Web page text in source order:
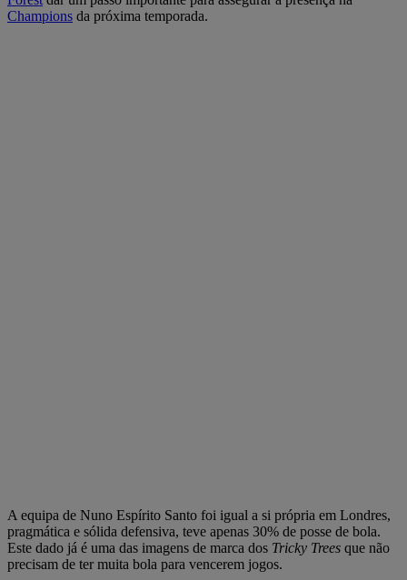
Champions da próxima temporada.
A equipa de Nuno Espírito Santo foi igual a si própria em Londres,
pragmática e sólida defensiva, teve apenas 30% de posse de bola.
Este dado já é uma das imagens de marca dos Tricky Trees que não
precisam de ter muita bola para vencerem jogos.